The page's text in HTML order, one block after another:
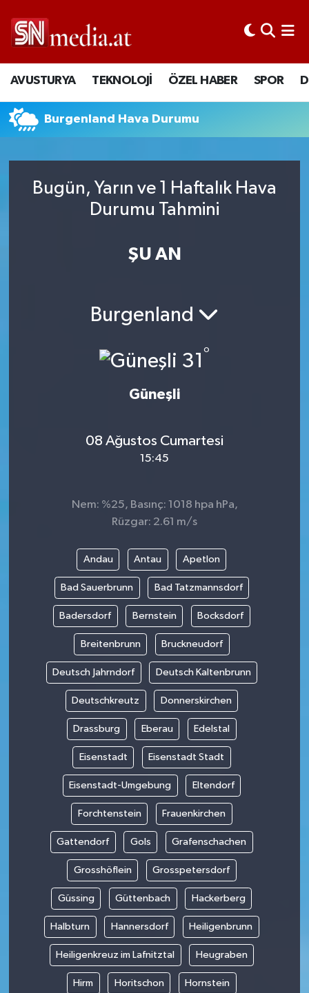
AVUSTURYA TEKNOLOJİ ÖZEL HABER SPOR
Burgenland Hava Durumu
Bugün, Yarın ve 1 Haftalık Hava
Durumu Tahmini
ŞU AN
Burgenland
31 °
Güneşli
08 Ağustos Cumartesi
15:45
Nem: %25, Basınç: 1018 hpa hPa,
Rüzgar: 2.61 m/s
Andau Antau Apetlon
Bad Sauerbrunn Bad Tatzmannsdorf
Badersdorf Bernstein Bocksdorf
Breitenbrunn Bruckneudorf
Deutsch Jahrndorf Deutsch Kaltenbrunn
Deutschkreutz Donnerskirchen
Drassburg Eberau Edelstal
Eisenstadt Eisenstadt Stadt
Eisenstadt-Umgebung Eltendorf
Forchtenstein Frauenkirchen
Gattendorf Gols Grafenschachen
Grosshöflein Grosspetersdorf
Güssing Güttenbach Hackerberg
Halbturn Hannersdorf Heiligenbrunn
Heiligenkreuz im Lafnitztal Heugraben
Hirm Horitschon Hornstein